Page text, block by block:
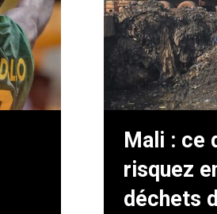
Mali : ce
risquez
déchets